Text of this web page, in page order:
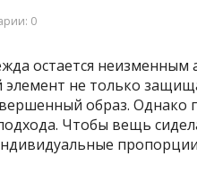
0
остается
не только
образ. Однако
Чтобы вещь